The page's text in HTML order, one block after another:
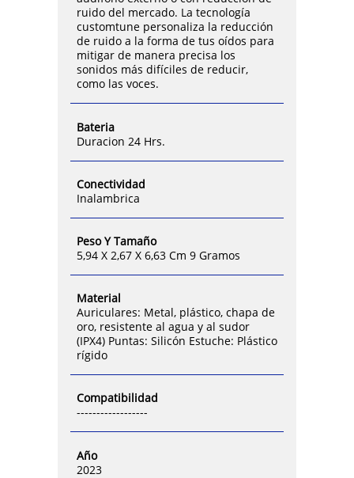
ruido del mercado. La tecnología
customtune personaliza la reducción
de ruido a la forma de tus oídos para
mitigar de manera precisa los
sonidos más difíciles de reducir,
como las voces.
Bateria
Duracion 24 Hrs.
Conectividad
Inalambrica
Peso Y Tamaño
5,94 X 2,67 X 6,63 Cm 9 Gramos
Material
Auriculares: Metal, plástico, chapa de
oro, resistente al agua y al sudor
(IPX4) Puntas: Silicón Estuche: Plástico
rígido
Compatibilidad
------------------
Año
2023